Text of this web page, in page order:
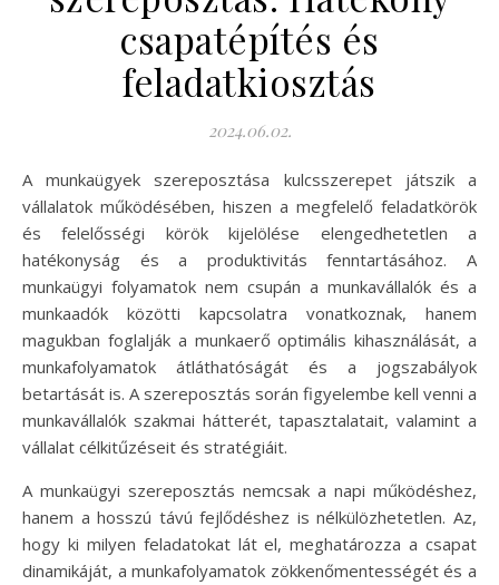
csapatépítés és
feladatkiosztás
2024.06.02.
A munkaügyek szereposztása kulcsszerepet játszik a
vállalatok működésében, hiszen a megfelelő feladatkörök
és felelősségi körök kijelölése elengedhetetlen a
hatékonyság és a produktivitás fenntartásához. A
munkaügyi folyamatok nem csupán a munkavállalók és a
munkaadók közötti kapcsolatra vonatkoznak, hanem
magukban foglalják a munkaerő optimális kihasználását, a
munkafolyamatok átláthatóságát és a jogszabályok
betartását is. A szereposztás során figyelembe kell venni a
munkavállalók szakmai hátterét, tapasztalatait, valamint a
vállalat célkitűzéseit és stratégiáit.
A munkaügyi szereposztás nemcsak a napi működéshez,
hanem a hosszú távú fejlődéshez is nélkülözhetetlen. Az,
hogy ki milyen feladatokat lát el, meghatározza a csapat
dinamikáját, a munkafolyamatok zökkenőmentességét és a